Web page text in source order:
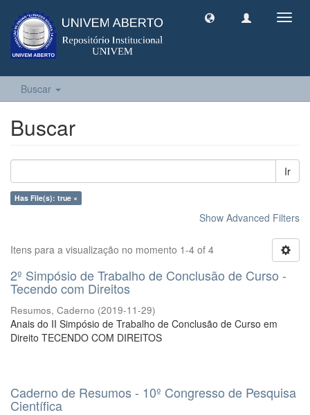
Buscar
Buscar
Ir
Has File(s): true ×
Show Advanced Filters
Itens para a visualização no momento 1-4 of 4
2º Simpósio de Trabalho de Conclusão de Curso -
Tecendo com Direitos
Resumos, Caderno (2019-11-29)
Anais do II Simpósio de Trabalho de Conclusão de Curso em
Direito TECENDO COM DIREITOS
Caderno de Resumos - 10º Congresso de Pesquisa
Científica